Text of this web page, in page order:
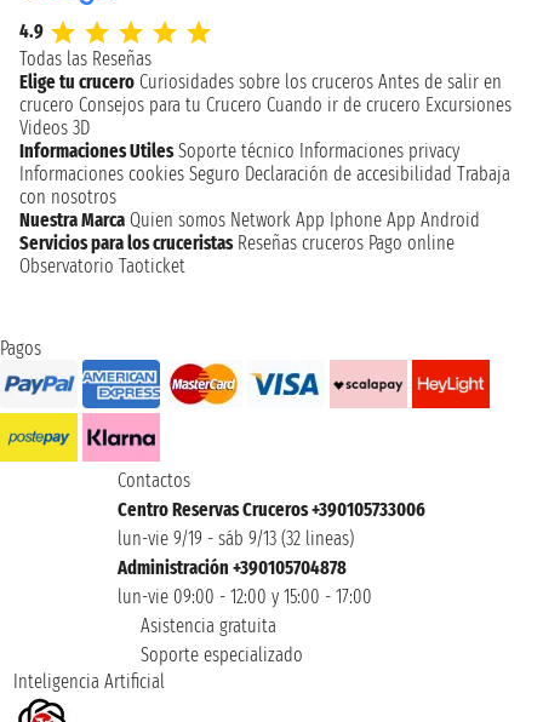
4.9
Todas las Reseñas
Elige tu crucero Curiosidades sobre los cruceros Antes de salir en
crucero Consejos para tu Crucero Cuando ir de crucero Excursiones
Videos 3D
Informaciones Utiles Soporte técnico Informaciones privacy
Informaciones cookies Seguro Declaración de accesibilidad Trabaja
con nosotros
Nuestra Marca Quien somos Network App Iphone App Android
Servicios para los cruceristas Reseñas cruceros Pago online
Observatorio Taoticket
Pagos
Contactos
Centro Reservas Cruceros +390105733006
lun-vie 9/19 - sáb 9/13 (32 lineas)
Administración +390105704878
lun-vie 09:00 - 12:00 y 15:00 - 17:00
Asistencia gratuita
Soporte especializado
Inteligencia Artificial